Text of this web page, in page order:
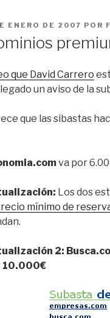
ENERO DE 2007 POR
que David Carrero
un aviso de la
que las sibastas
va por
Los dos
mínimo de
2:
10.000€